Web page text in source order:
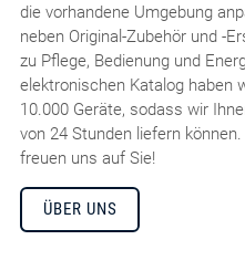
die vorhandene Umgebung
neben Original-Zubehör und -
zu Pflege, Bedienung und
elektronischen Katalog haben
10.000 Geräte, sodass wir
von 24 Stunden liefern
freuen uns auf Sie!
ÜBER UNS